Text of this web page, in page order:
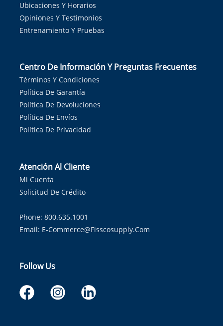
Ubicaciones Y Horarios
Opiniones Y Testimonios
Entrenamiento Y Pruebas
Centro De Información Y Preguntas Frecuentes
Términos Y Condiciones
Política De Garantía
Política De Devoluciones
Política De Envíos
Política De Privacidad
Atención Al Cliente
Mi Cuenta
Solicitud De Crédito
Phone: 800.635.1001
Email: E-Commerce@fisscosupply.com
Follow Us